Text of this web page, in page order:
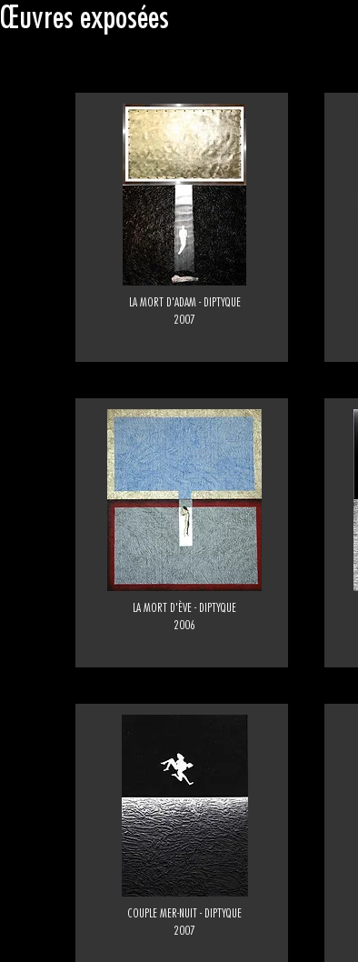
Œuvres exposées
LA MORT D'ADAM - DIPTYQUE
2007
LA MORT D'ÈVE - DIPTYQUE
2006
COUPLE MER-NUIT - DIPTYQUE
2007